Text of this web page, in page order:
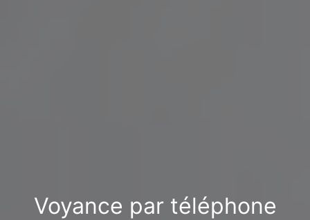
Voyance par téléphone